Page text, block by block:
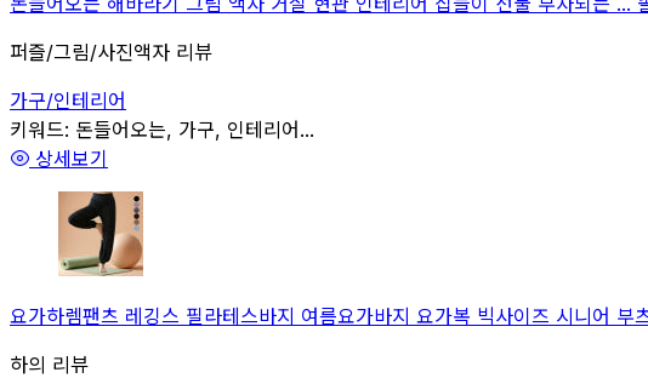
퍼즐/그림/사진액자 리뷰
가구/인테리어
관련
키워드: 돈들어오는, 가구, 인테리어...
상세보기
요가하렘팬츠 레깅스 필라테스바지 여름요가바지 요가복 빅사이즈 시니어 부
하의 리뷰